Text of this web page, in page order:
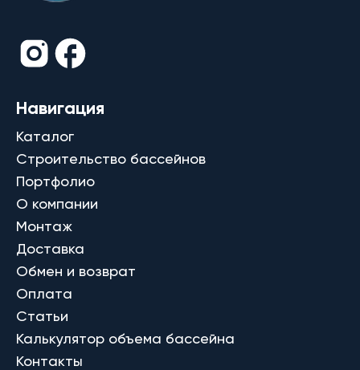
Навигация
Каталог
Строительство бассейнов
Портфолио
О компании
Монтаж
Доставка
Обмен и возврат
Оплата
Статьи
Калькулятор объема бассейна
Контакты